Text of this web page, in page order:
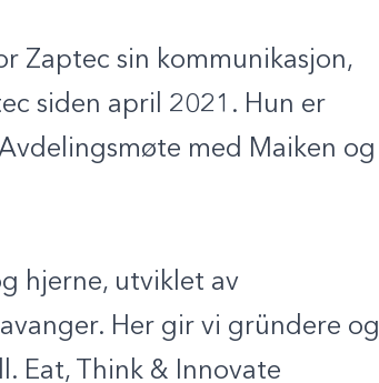
Zaptec sin kommunikasjon,
siden april 2021. Hun er
med Maiken og
hjerne, utviklet av
Her gir vi gründere og
Eat, Think & Innovate